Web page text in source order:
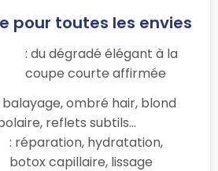
pour toutes les envies
: du dégradé élégant à la
coupe courte affirmée
balayage, ombré hair, blond
reflets subtils…
: réparation, hydratation,
botox capillaire, lissage